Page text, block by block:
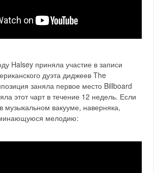
Halsey приняла участие в записи
дуэта диджеев The
заняла первое место Billboard
этот чарт в течение 12 недель. Если
музыкальном вакууме, наверняка,
мелодию: